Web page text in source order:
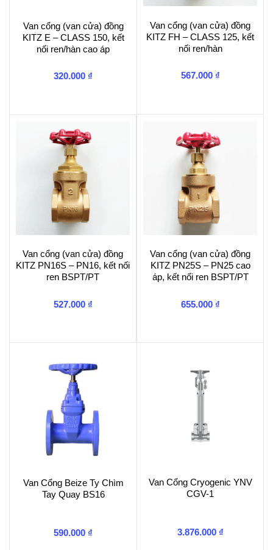
Van cổng (van cửa) đồng
KITZ E – CLASS 150, kết
nối ren/hàn cao áp
320.000 ₫
Van cổng (van cửa) đồng
KITZ FH – CLASS 125, kết
nối ren/hàn
567.000 ₫
Van cổng (van cửa) đồng
KITZ PN16S – PN16, kết nối
ren BSPT/PT
527.000 ₫
Van cổng (van cửa) đồng
KITZ PN25S – PN25 cao
áp, kết nối ren BSPT/PT
655.000 ₫
Van Cổng Beize Ty Chìm
Tay Quay BS16
590.000 ₫
Van Cổng Cryogenic YNV
CGV-1
3.876.000 ₫